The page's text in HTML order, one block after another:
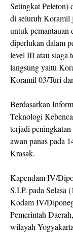
Setingkat Peleton)
di seluruh Koramil
untuk pemantauan
diperlukan dalam
level III atau siaga
langsung yaitu
Koramil 03/Turi
Berdasarkan
Teknologi
terjadi
awan panas pada
Krasak.
Kapendam IV/
S.I.P. pada Selasa
Kodam IV/
Pemerintah
wilayah